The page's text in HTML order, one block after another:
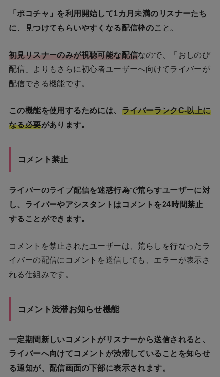
「ポコチャ」を利用開始して1カ月未満のリスナーたち
に、見つけてもらいやすくなる配信枠のこと。
初見リスナーのみが視聴可能な配信なので、「おしのび
配信」よりもさらに初心者ユーザーへ向けてライバーが
配信できる機能です。
この機能を使用するためには、 ライバーランクC-以上に
なる必要があります。
コメント禁止
ライバーのライブ配信を迷惑行為で荒らすユーザーに対
し、ライバーやアシスタントはコメントを24時間禁止
することができます。
コメントを禁止されたユーザーは、荒らしを行なったラ
イバーの配信にコメントを送信しても、エラーが表示さ
れる仕組みです。
コメント渋滞お知らせ機能
一定期間新しいコメントがリスナーから送信されると、
ライバーへ向けてコメントが渋滞していることを知らせ
る通知が、配信画面の下部に表示されます。